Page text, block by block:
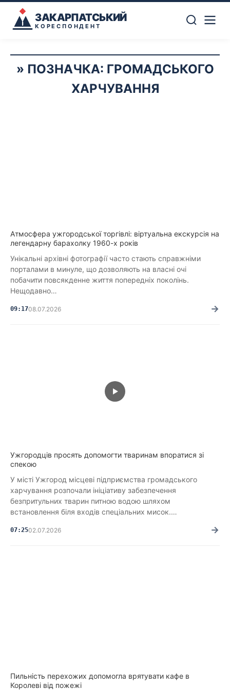
ЗАКАРПАТСЬКИЙ
КОРЕСПОНДЕНТ
ПОЗНАЧКА: ГРОМАДСЬКОГО
ХАРЧУВАННЯ
Атмосфера ужгородської торгівлі: віртуальна екскурсія на
легендарну барахолку 1960-х років
Унікальні архівні фотографії часто стають справжніми
порталами в минуле, що дозволяють на власні очі
побачити повсякденне життя попередніх поколінь.
Нещодавно…
09:1708.07.2026 →
Ужгородців просять допомогти тваринам впоратися зі
спекою
У місті Ужгород місцеві підприємства громадського
харчування розпочали ініціативу забезпечення
безпритульних тварин питною водою шляхом
встановлення біля входів спеціальних мисок.…
07:2502.07.2026 →
Пильність перехожих допомогла врятувати кафе в
Королеві від пожежі